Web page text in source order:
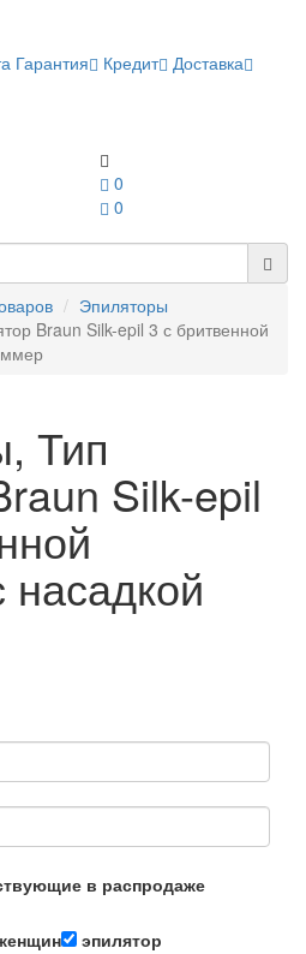
Гарантия Кредит Доставка
0
0
Эпиляторы
Braun Silk-epil 3 с бритвенной
Тип
Silk-epil
насадкой
в распродаже
эпилятор